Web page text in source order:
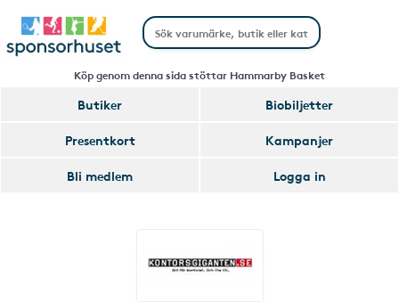
Köp genom denna sida stöttar Hammarby Basket
Butiker
Biobiljetter
Presentkort
Kampanjer
Bli medlem
Logga in